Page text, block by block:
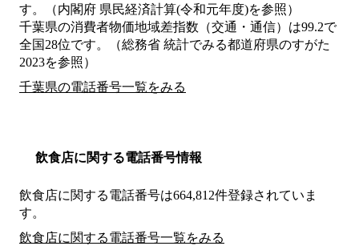
す。（内閣府 県民経済計算(令和元年度)を参照）
千葉県の消費者物価地域差指数（交通・通信）は99.2で
全国28位です。（総務省 統計でみる都道府県のすがた
2023を参照）
千葉県の電話番号一覧をみる
飲食店に関する電話番号情報
飲食店に関する電話番号は664,812件登録されていま
す。
飲食店に関する電話番号一覧をみる